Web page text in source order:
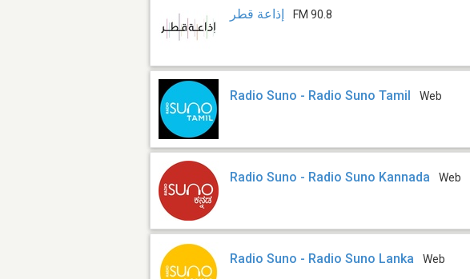
إذاعة قطر FM 90.8
Radio Suno - Radio Suno Tamil Web
Radio Suno - Radio Suno Kannada Web
Radio Suno - Radio Suno Lanka Web